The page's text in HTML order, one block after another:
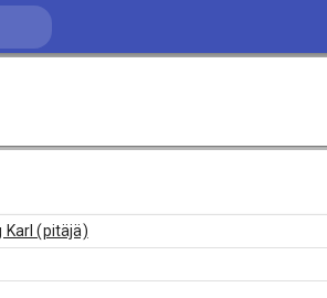
Karl (pitäjä)